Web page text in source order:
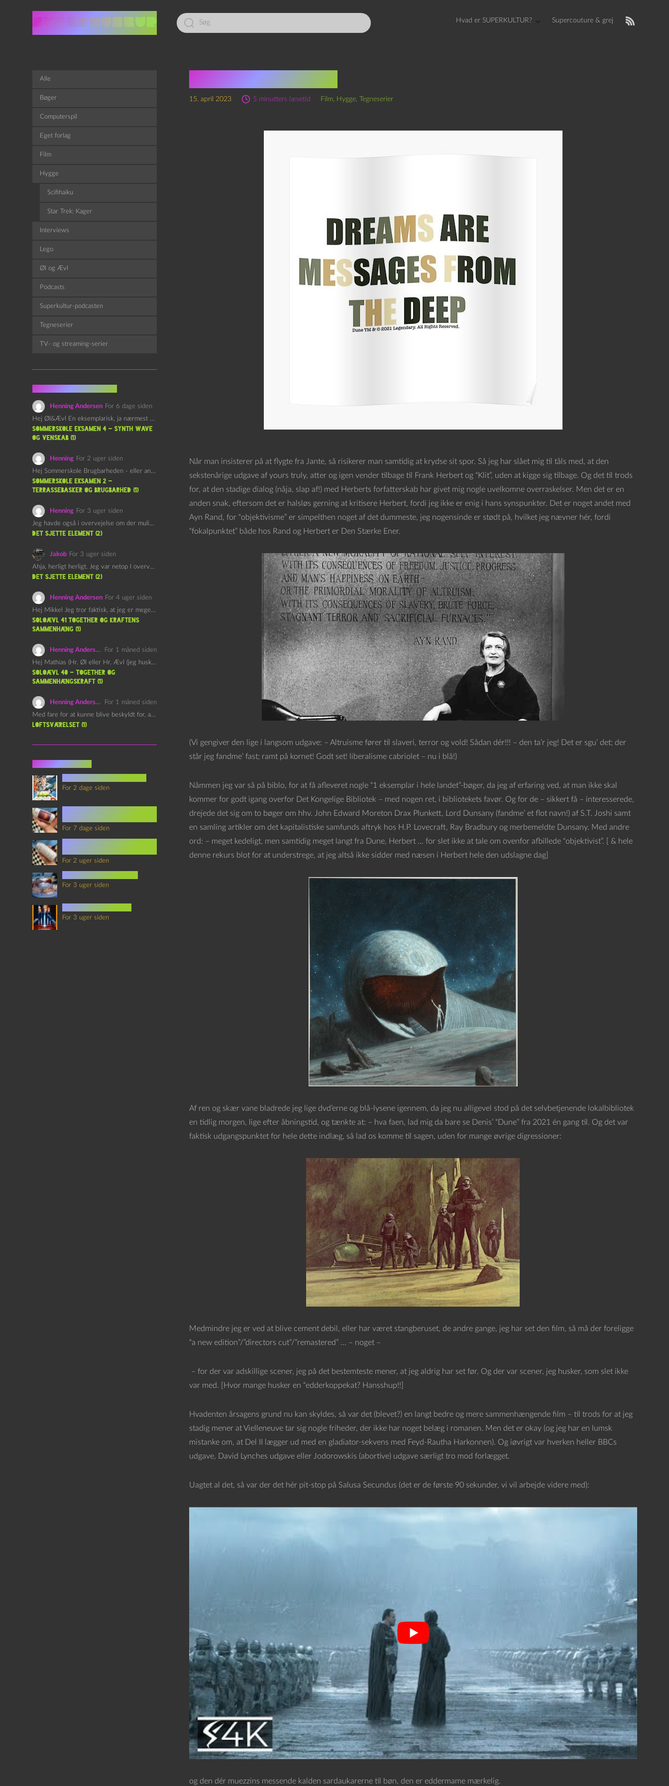
Led
efter:
Hvad er SUPERKULTUR? Supercouture & grej
15. april 2023 5 minutters læsetid Film, Hygge, Tegneserier
Når man insisterer på at flygte fra Jante, så risikerer man samtidig at krydse sit spor. Så jeg har slået mig til tåls med, at den
sekstenårige udgave af yours truly, atter og igen vender tilbage til Frank Herbert og “Klit”, uden at kigge sig tilbage. Og det til trods
for, at den stadige dialog (nåja, slap af!) med Herberts forfatterskab har givet mig nogle uvelkomne overraskelser. Men det er en
anden snak, eftersom det er halsløs gerning at kritisere Herbert, fordi jeg ikke er enig i hans synspunkter. Det er noget andet med
Ayn Rand, for “objektivisme” er simpelthen noget af det dummeste, jeg nogensinde er stødt på, hvilket jeg nævner hér, fordi
“fokalpunktet” både hos Rand og Herbert er Den Stærke Ener.
(Vi gengiver den lige i langsom udgave: – Altruisme fører til slaveri, terror og vold! Sådan dér!!! – den ta’r jeg! Det er sgu’ det; der
står jeg fandme’ fast; ramt på kornet! Godt set! liberalisme cabriolet – nu i blå!)
Nåmmen jeg var så på biblo, for at få afleveret nogle “1 eksemplar i hele landet”-bøger, da jeg af erfaring ved, at man ikke skal
kommer for godt igang overfor Det Kongelige Bibliotek – med nogen ret, i bibliotekets favør. Og for de – sikkert få – interesserede,
drejede det sig om to bøger om hhv. John Edward Moreton Drax Plunkett, Lord Dunsany (fandme’ et flot navn!) af S.T. Joshi samt
en samling artikler om det kapitalistiske samfunds aftryk hos H.P. Lovecraft, Ray Bradbury og merbemeldte Dunsany. Med andre
ord: – meget kedeligt, men samtidig meget langt fra Dune, Herbert … for slet ikke at tale om ovenfor afbillede “objektivist”. [ & hele
denne rekurs blot for at understrege, at jeg altså ikke sidder med næsen i Herbert hele den udslagne dag]
Af ren og skær vane bladrede jeg lige dvd’erne og blå-lysene igennem, da jeg nu alligevel stod på det selvbetjenende lokalbibliotek
en tidlig morgen, lige efter åbningstid, og tænkte at: – hva faen, lad mig da bare se Denis’ “Dune” fra 2021 én gang til. Og det var
faktisk udgangspunktet for hele dette indlæg, så lad os komme til sagen, uden for mange øvrige digressioner:
Medmindre jeg er ved at blive cement debil, eller har været stangberuset, de andre gange, jeg har set den film, så må der foreligge
“a new edition”/”directors cut”/”remastered” … – noget –
– for der var adskillige scener, jeg på det bestemteste mener, at jeg aldrig har set før. Og der var scener, jeg husker, som slet ikke
var med. [Hvor mange husker en “edderkoppekat? Hansshup!!]
Hvadenten årsagens grund nu kan skyldes, så var det (blevet?) en langt bedre og mere sammenhængende film – til trods for at jeg
stadig mener at Vielleneuve tar sig nogle friheder, der ikke har noget belæg i romanen. Men det er okay (og jeg har en lumsk
mistanke om, at Del II lægger ud med en gladiator-sekvens med Feyd-Rautha Harkonnen). Og iøvrigt var hverken heller BBCs
udgave, David Lynches udgave eller Jodorowskis (abortive) udgave særligt tro mod forlægget.
Uagtet al det, så var der det hér pit-stop på Salusa Secundus (det er de første 90 sekunder, vi vil arbejde videre med):
og den dér muezzins messende kalden sardaukarerne til bøn, den er eddermame mærkelig.
Alle
Bøger
Computerspil
Eget forlag
Film
Hygge
Scifihaiku
Star Trek: Kager
Interviews
Lego
Øl og Ævl
Podcasts
Superkultur-podcasten
Tegneserier
TV- og streaming-serier
Henning Andersen For 6 dage siden
Hej Øl&Ævl En eksemplarisk, ja nærmest yndefuld, afslutning på SOMMERSKOLEN.…
Sommerskole Eksamen 4 – Synth Wave
og Venskab (1)
Henning For 2 uger siden
Hej Sommerskole Brugbarheden - eller anvendeligheden - af "Øl&Ævl" er…
Sommerskole Eksamen 2 –
Terrassebasker og Brugbarhed (1)
Henning For 3 uger siden
Jeg havde også i overvejelse om der muligvis kunne være…
det sjette element (2)
Jakob For 3 uger siden
Ahja, herligt herligt. Jeg var netop I overvejelser om at…
det sjette element (2)
Henning Andersen For 4 uger siden
Hej Mikkel Jeg tror faktisk, at jeg er meget enig…
Soloævl 41 Together og Kraftens
Sammenhæng (1)
Henning Andersen
For 1 måned siden
Hej Mathias (Hr. Øl eller Hr. Ævl (jeg husker ikke…
Soloævl 40 – Together og
sammenhængskraft (1)
Henning Andersen
For 1 måned siden
Med fare for at kunne blive beskyldt for, at være…
Loftsværelset (1)
For 2 dage siden
For 7 dage siden
For 2 uger siden
For 3 uger siden
For 3 uger siden